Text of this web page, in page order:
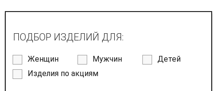
ПОДБОР ИЗДЕЛИЙ ДЛЯ:
Женщин Мужчин
Детей
Изделия по акциям